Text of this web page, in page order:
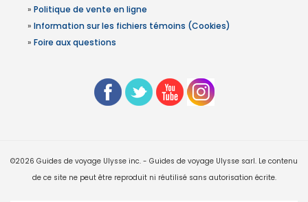
» Politique de vente en ligne
» Information sur les fichiers témoins (Cookies)
» Foire aux questions
©2026 Guides de voyage Ulysse inc. - Guides de voyage Ulysse sarl. Le contenu
de ce site ne peut être reproduit ni réutilisé sans autorisation écrite.